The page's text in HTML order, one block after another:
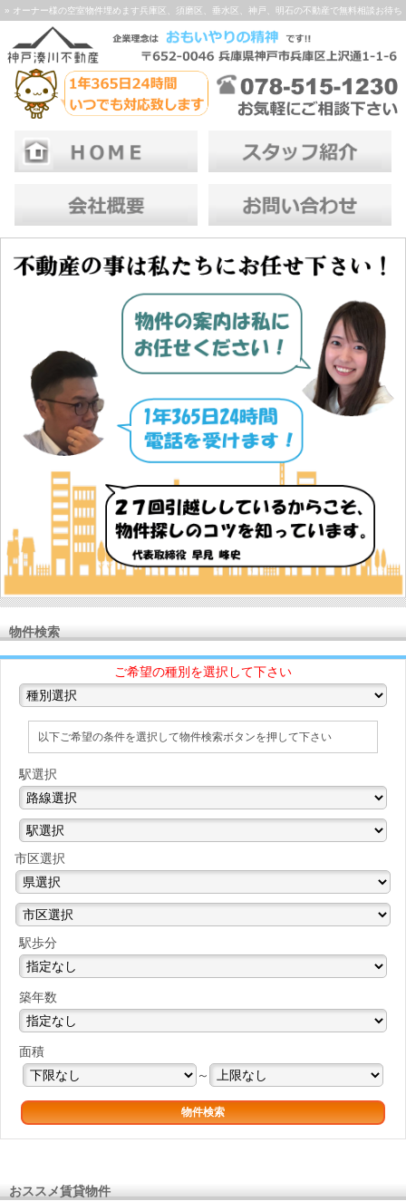
» オーナー様の空室物件埋めます兵庫区、須磨区、垂水区、神戸、明石の不動産で無料相談お待ち
しております！
物件検索
ご希望の種別を選択して下さい
以下ご希望の条件を選択して物件検索ボタンを押して下さい
駅選択
市区選択
駅歩分
築年数
面積
～
おススメ賃貸物件